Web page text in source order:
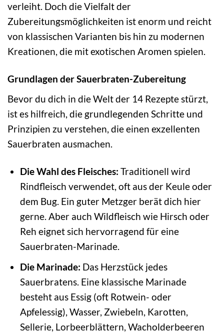
verleiht. Doch die Vielfalt der
Zubereitungsmöglichkeiten ist enorm und reicht
von klassischen Varianten bis hin zu modernen
Kreationen, die mit exotischen Aromen spielen.
Grundlagen der Sauerbraten-Zubereitung
Bevor du dich in die Welt der 14 Rezepte stürzt,
ist es hilfreich, die grundlegenden Schritte und
Prinzipien zu verstehen, die einen exzellenten
Sauerbraten ausmachen.
Die Wahl des Fleisches: Traditionell wird
Rindfleisch verwendet, oft aus der Keule oder
dem Bug. Ein guter Metzger berät dich hier
gerne. Aber auch Wildfleisch wie Hirsch oder
Reh eignet sich hervorragend für eine
Sauerbraten-Marinade.
Die Marinade: Das Herzstück jedes
Sauerbratens. Eine klassische Marinade
besteht aus Essig (oft Rotwein- oder
Apfelessig), Wasser, Zwiebeln, Karotten,
Sellerie, Lorbeerblättern, Wacholderbeeren